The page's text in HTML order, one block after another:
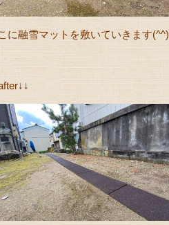
に融雪マットを敷いていきます